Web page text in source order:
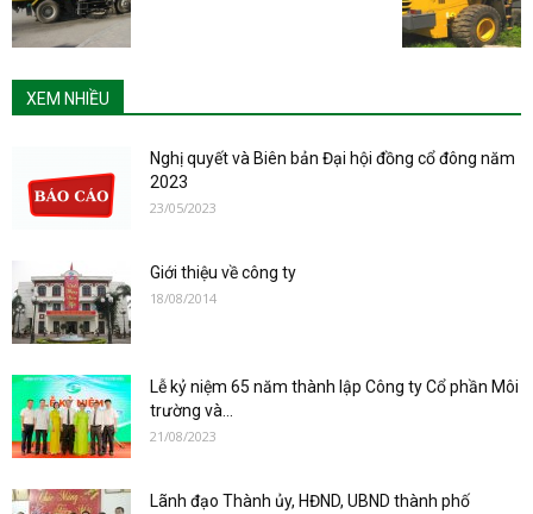
XEM NHIỀU
Nghị quyết và Biên bản Đại hội đồng cổ đông năm
2023
23/05/2023
Giới thiệu về công ty
18/08/2014
Lễ kỷ niệm 65 năm thành lập Công ty Cổ phần Môi
trường và...
21/08/2023
Lãnh đạo Thành ủy, HĐND, UBND thành phố